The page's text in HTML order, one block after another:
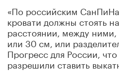
«По российским
кровати должны стоять
расстоянии, между ними,
или 30 см, или
Прогресс для России,
разрешили ставить